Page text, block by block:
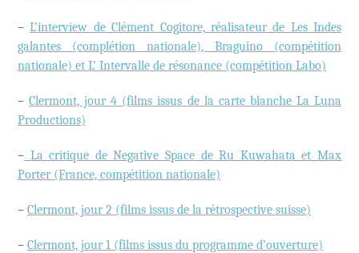
–L’interview de Clément Cogitore, réalisateur de Les Indes
galantes (complétion nationale), Braguino (compétition
nationale) et L’ Intervalle de résonance (compétition Labo)
–Clermont, jour 4 (films issus de la carte blanche La Luna
Productions)
– La critique de Negative Space de Ru Kuwahata et Max
Porter (France, compétition nationale)
– Clermont, jour 2 (films issus de la rétrospective suisse)
– Clermont, jour 1 (films issus du programme d’ouverture)